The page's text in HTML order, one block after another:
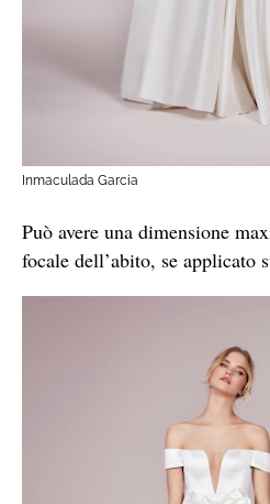
Inmaculada Garcia
Può avere una dimensione
focale dell’abito, se applicato